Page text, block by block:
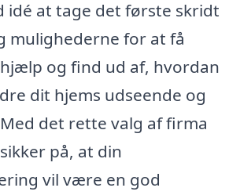
idé at tage det første skridt
mulighederne for at få
og find ud af, hvordan
dit hjems udseende og
det rette valg af firma
på, at din
vil være en god